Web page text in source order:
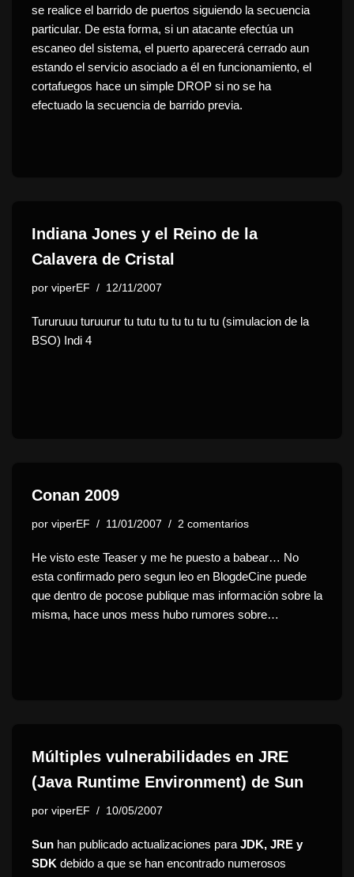
se realice el barrido de puertos siguiendo la secuencia
particular. De esta forma, si un atacante efectúa un
escaneo del sistema, el puerto aparecerá cerrado aun
estando el servicio asociado a él en funcionamiento, el
cortafuegos hace un simple DROP si no se ha
efectuado la secuencia de barrido previa.
Indiana Jones y el Reino de la
Calavera de Cristal
por viperEF 12/11/2007
Tururuuu turuurur tu tutu tu tu tu tu tu (simulacion de la
BSO) Indi 4
Conan 2009
por viperEF 11/01/2007 2 comentarios
He visto este Teaser y me he puesto a babear… No
esta confirmado pero segun leo en BlogdeCine puede
que dentro de pocose publique mas información sobre la
misma, hace unos mess hubo rumores sobre…
Múltiples vulnerabilidades en JRE
(Java Runtime Environment) de Sun
por viperEF 10/05/2007
Sun han publicado actualizaciones para JDK, JRE y
SDK debido a que se han encontrado numerosos